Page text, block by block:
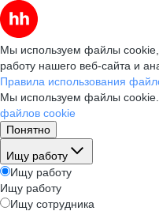
Мы используем файлы cookie,
работу нашего веб-сайта и
Правила использования
Мы используем файлы cookie.
файлов cookie
Понятно
Ищу работу
Ищу работу
Ищу работу
Ищу сотрудника